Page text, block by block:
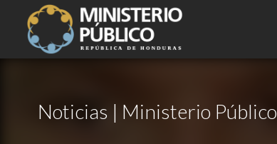
Noticias | Ministerio Público